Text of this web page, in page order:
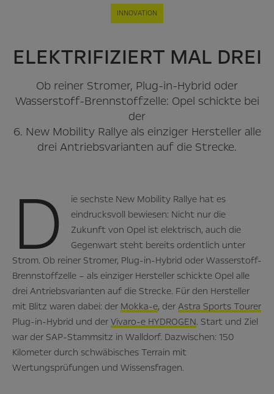
INNOVATION
ELEKTRIFIZIERT MAL DREI
Ob reiner Stromer, Plug-in-Hybrid oder
Wasserstoff-Brennstoffzelle: Opel schickte bei
der
6. New Mobility Rallye als einziger Hersteller alle
drei Antriebsvarianten auf die Strecke.
D
ie sechste New Mobility Rallye hat es
eindrucksvoll bewiesen: Nicht nur die
Zukunft von Opel ist elektrisch, auch die
Gegenwart steht bereits ordentlich unter
Strom. Ob reiner Stromer, Plug-in-Hybrid oder Wasserstoff-
Brennstoffzelle – als einziger Hersteller schickte Opel alle
drei Antriebsvarianten auf die Strecke. Für den Hersteller
mit Blitz waren dabei: der Mokka-e, der Astra Sports Tourer
Plug-in-Hybrid und der Vivaro-e HYDROGEN. Start und Ziel
war der SAP-Stammsitz in Walldorf. Dazwischen: 150
Kilometer durch schwäbisches Terrain mit
Wertungsprüfungen und Wissensfragen.